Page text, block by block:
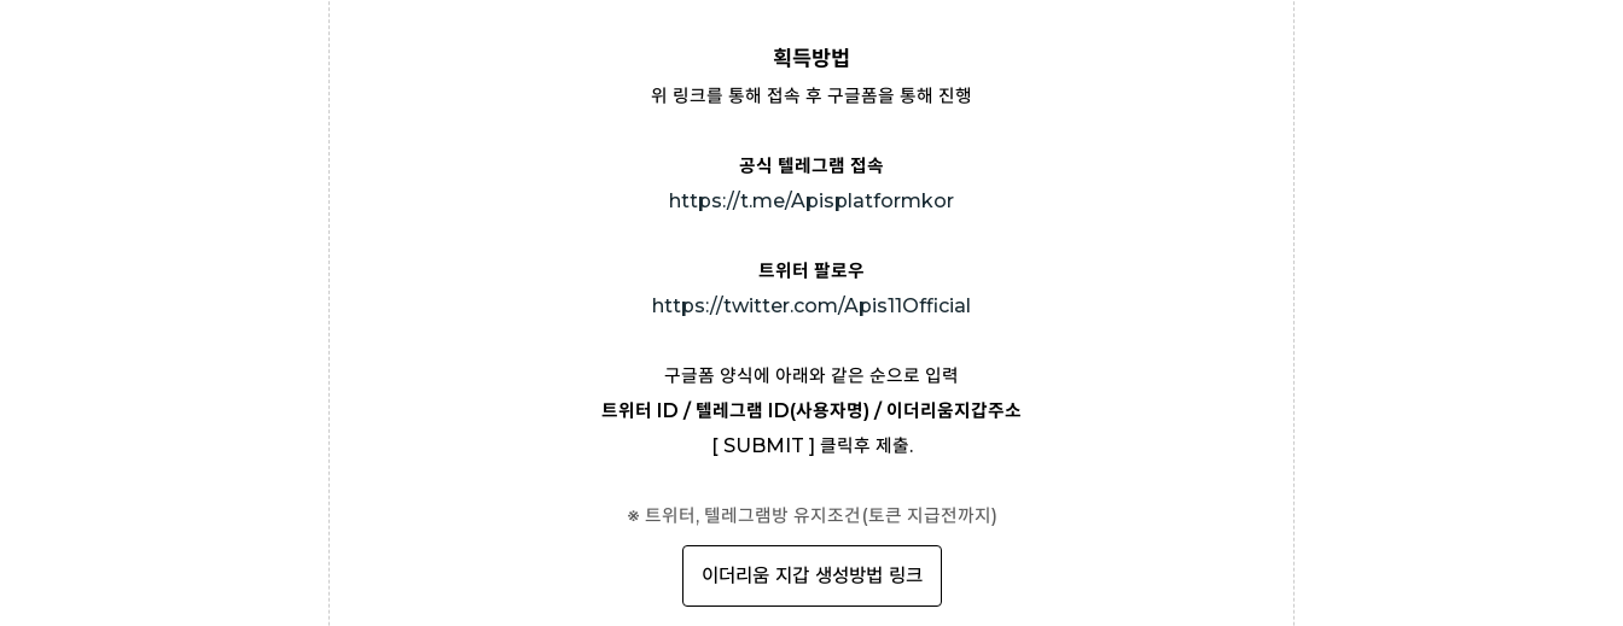
획득방법
위 링크를 통해 접속 후 구글폼을 통해 진행
공식 텔레그램 접속
https://t.me/Apisplatformkor
트위터 팔로우
https://twitter.com/Apis11Official
구글폼 양식에 아래와 같은 순으로 입력
트위터 ID / 텔레그램 ID(사용자명) / 이더리움지갑주소
[ SUBMIT ] 클릭후 제출.
※ 트위터, 텔레그램방 유지조건(토큰 지급전까지)
이더리움 지갑 생성방법 링크